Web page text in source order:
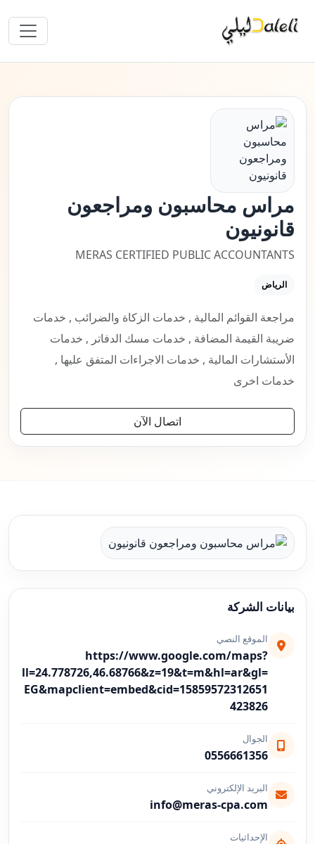
مراس محاسبون ومراجعون
قانونيون
MERAS CERTIFIED PUBLIC ACCOUNTANTS
الرياض
مراجعة القوائم المالية , خدمات الزكاة والضرائب , خدمات
ضريبة القيمة المضافة , خدمات مسك الدفاتر , خدمات
الأستشارات المالية , خدمات الاجراءات المتفق عليها ,
خدمات اخرى
اتصال الآن
بيانات الشركة
الموقع النصي
https://www.google.com/maps?
ll=24.778726,46.68766&z=19&t=m&hl=ar&gl=
EG&mapclient=embed&cid=15859572312651
423826
الجوال
0556661356
البريد الإلكتروني
info@meras-cpa.com
الإحداثيات